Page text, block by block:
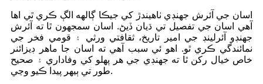
اسان جي آئرش جهنڊي ٺاهيندڙ کي جيڪا ڳالهه الڳ ڪري ٿي اها
آهي اسان جي تفصيل تي ڌيان ڏيڻ. اسان سمجهون ٿا ته آئرش
جهنڊو آئرلينڊ جي امير تاريخ، ثقافتي ورثي ۽ قومي فخر جي
نمائندگي ڪري ٿو. اهو ئي سبب آهي ته اسان جا ماهر ڊيزائنر
خاص خيال رکن ٿا ته جهنڊي جي هر پهلو کي وفاداري ۽ صحيح
طور تي ٻيهر پيدا ڪيو وڃي.